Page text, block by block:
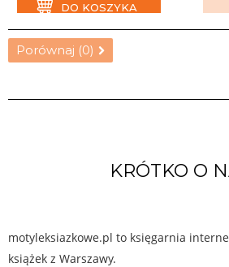
DO KOSZYKA
Porównaj (0)
KRÓTKO O
motyleksiazkowe.pl to księgarnia
książek z Warszawy.